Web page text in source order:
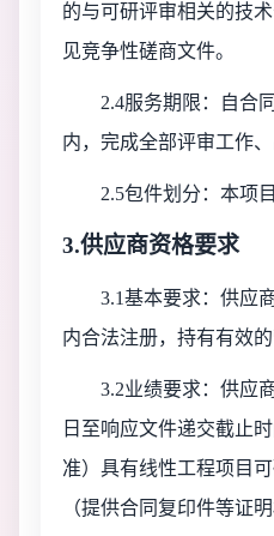
的与可研评审相关的技
见竞争性磋商文件。
2.4服务期限： 自合
内，完成全部评审工作
2.5包件划分：本项
3.供应商资格要求
3.1基本要求：供应
内合法注册，持有有效的
3.2业绩要求：供应
日至响应文件递交截止
准）具有线性工程项目
（提供合同复印件等证明